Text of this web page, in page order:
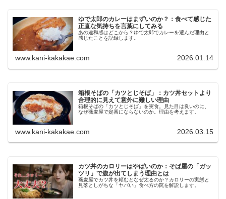
ゆで太郎のカレーはまずいのか？：食べて感じた
正直な気持ちを言葉にしてみる
あの違和感はどこから？ゆで太郎でカレーを選んだ理由と
感じたことを記録します。
www.kani-kakakae.com 2026.01.14
箱根そばの「カツとじそば」：カツ丼セットより
合理的に見えて意外に難しい理由
箱根そばの「カツとじそば」を実食。見た目は良いのに、
なぜ蕎麦屋で定番にならないのか。理由を考えます。
www.kani-kakakae.com 2026.03.15
カツ丼のカロリーはやばいのか：そば屋の「ガッ
ツリ」で腹が出てしまう理由とは
蕎麦屋でカツ丼を頼むとなぜ太るのか？カロリーの実態と
見落としがちな「ヤバい」食べ方の罠を解説します。